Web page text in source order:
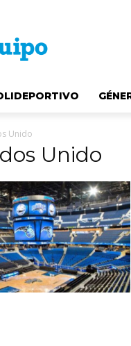
Unido
Unido